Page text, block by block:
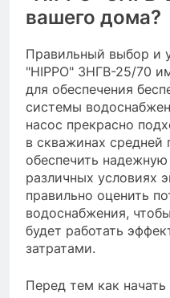
вашего дома?
Правильный выбор и
"HIPPO" 3НГВ-25/70
для обеспечения
системы
насос прекрасно
в скважинах средней
обеспечить
различных условиях
правильно оценить
водоснабжения,
будет работать
затратами.
Перед тем как